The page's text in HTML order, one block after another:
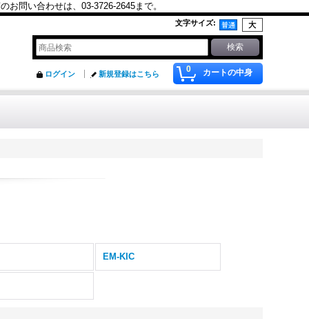
問い合わせは、03-3726-2645まで。
文字サイズ:
0 カートの中身
ログイン 新規登録はこちら
EM-KIC